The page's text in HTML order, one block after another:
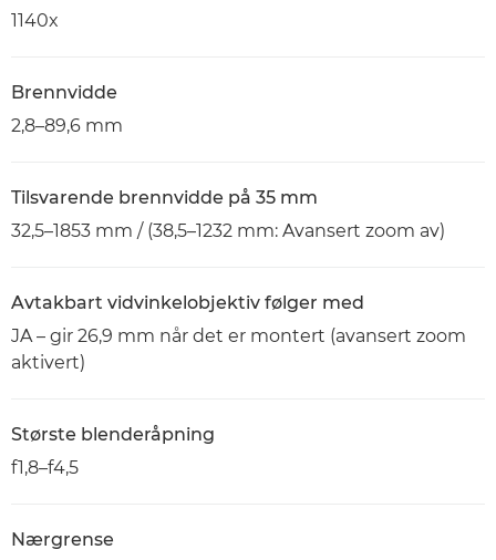
1140x
Brennvidde
2,8–89,6 mm
Tilsvarende brennvidde på 35 mm
32,5–1853 mm / (38,5–1232 mm: Avansert zoom av)
Avtakbart vidvinkelobjektiv følger med
JA – gir 26,9 mm når det er montert (avansert zoom
aktivert)
Største blenderåpning
f1,8–f4,5
Nærgrense